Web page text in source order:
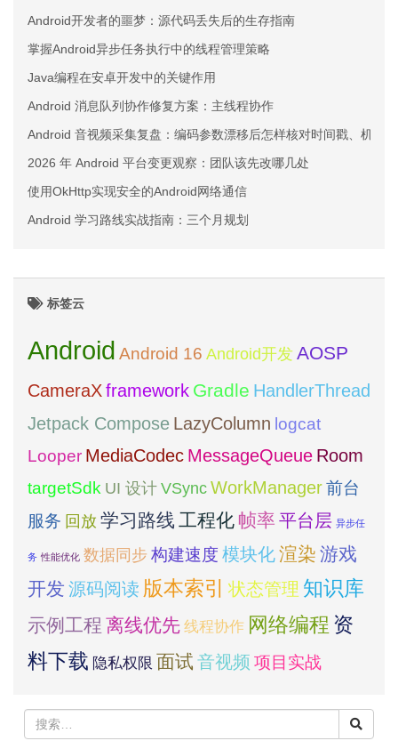
Android开发者的噩梦：源代码丢失后的生存指南
掌握Android异步任务执行中的线程管理策略
Java编程在安卓开发中的关键作用
Android 消息队列协作修复方案：主线程协作
Android 音视频采集复盘：编码参数漂移后怎样核对时间戳、机型
2026 年 Android 平台变更观察：团队该先改哪几处
使用OkHttp实现安全的Android网络通信
Android 学习路线实战指南：三个月规划
标签云
Android Android 16 Android开发 AOSP
CameraXframework Gradle HandlerThread
Jetpack Compose LazyColumn logcat
Looper MediaCodec MessageQueue Room
targetSdk UI 设计 VSyncWorkManager前台
服务 回放 学习路线 工程化帧率 平台层 异步任
务 性能优化 数据同步 构建速度 模块化渲染 游戏
开发 源码阅读 版本索引 状态管理 知识库
示例工程 离线优先 线程协作 网络编程 资
料下载 隐私权限 面试 音视频 项目实战